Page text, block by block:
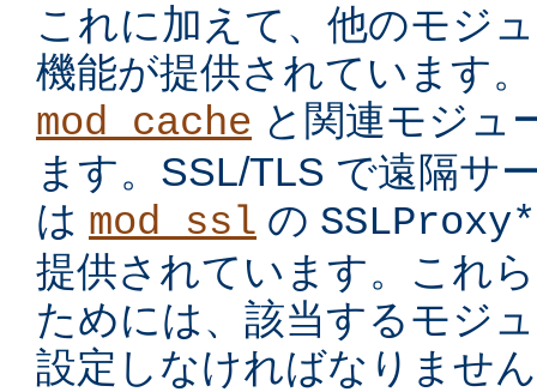
これに加えて、他のモジ
機能が提供されています
mod_cache と関連モジュ
ます。SSL/TLS で遠隔サ
は mod_ssl の SSLProxy*
提供されています。これ
ためには、該当するモジ
設定しなければなりませ